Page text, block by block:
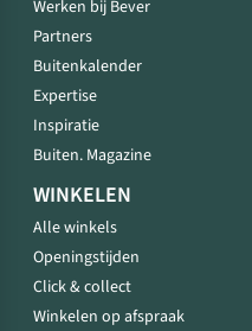
Werken bij Bever
Partners
Buitenkalender
Expertise
Inspiratie
Buiten. Magazine
WINKELEN
Alle winkels
Openingstijden
Click & collect
Winkelen op afspraak